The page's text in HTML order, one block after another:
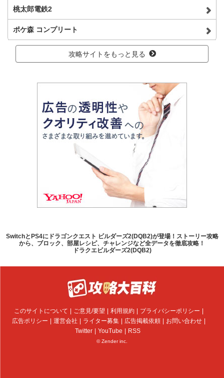
桃太郎電鉄2
ポケ森 コンプリート
攻略サイトをもっと見る
SwitchとPS4にドラゴンクエスト ビルダーズ2(DQB2)が登場！ストーリー攻略
から、ブロック、部屋レシピ、チャレンジなど全データを徹底攻略！
ドラクエビルダーズ2(DQB2)
このサイトについて ご意見/要望 利用規約
プライバシーポリシー
広告ポリシー
運営会社 ライター募集 広告掲載依頼
お問い合わせ
Twitter
YouTube RSS
© Zender inc.